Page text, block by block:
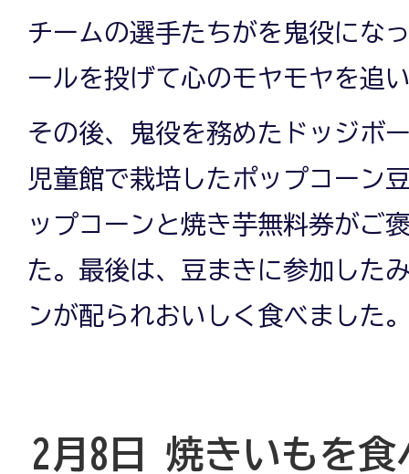
チームの選手たちがを鬼役にな
ールを投げて心のモヤモヤを追
その後、鬼役を務めたドッジボ
児童館で栽培したポップコーン
ップコーンと焼き芋無料券がご
た。最後は、豆まきに参加した
ンが配られおいしく食べました
2月8日 焼きいもを食